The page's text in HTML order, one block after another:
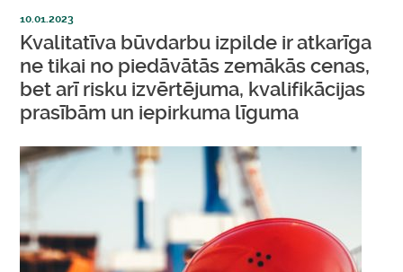
10.01.2023
Kvalitatīva būvdarbu izpilde ir atkarīga
ne tikai no piedāvātās zemākās cenas,
bet arī risku izvērtējuma, kvalifikācijas
prasībām un iepirkuma līguma